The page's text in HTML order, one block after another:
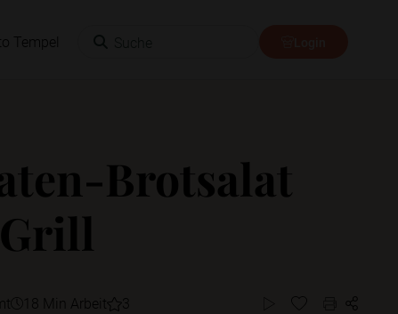
Tempel
Brotsalat
18 Min Arbeit 3